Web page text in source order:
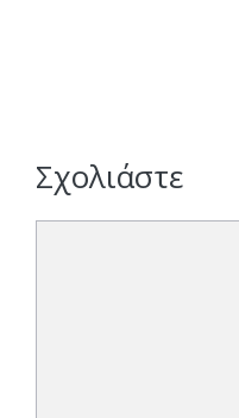
Σχολιάστε